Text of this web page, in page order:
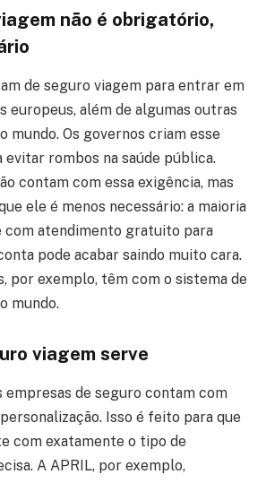
não é obrigatório,
de seguro viagem para entrar em
europeus, além de algumas outras
mundo. Os governos criam esse
rombos na saúde pública.
contam com essa exigência, mas
ele é menos necessário: a maioria
com atendimento gratuito para
pode acabar saindo muito cara.
por exemplo, têm com o sistema de
mundo.
viagem serve
empresas de seguro contam com
Isso é feito para que
com exatamente o tipo de
A APRIL, por exemplo,